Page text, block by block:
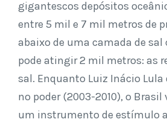
gigantescos depósitos
entre 5 mil e 7 mil metros de
abaixo de uma camada de sal
pode atingir 2 mil metros: as
sal. Enquanto Luiz Inácio Lula
no poder (2003-2010), o Brasil
um instrumento de estímulo